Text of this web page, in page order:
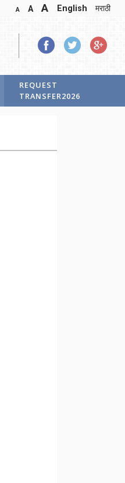
A A A English मराठी
REQUEST
TRANSFER2026